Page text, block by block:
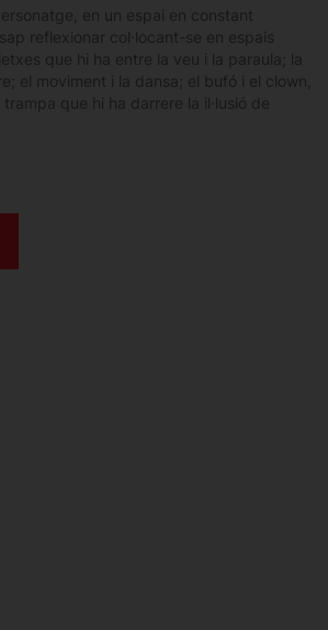
en un espai en constant
reflexionar col·locant-se en espais
que hi ha entre la veu i la paraula; la
el moviment i la dansa; el bufó i el clown,
que hi ha darrere la il·lusió de